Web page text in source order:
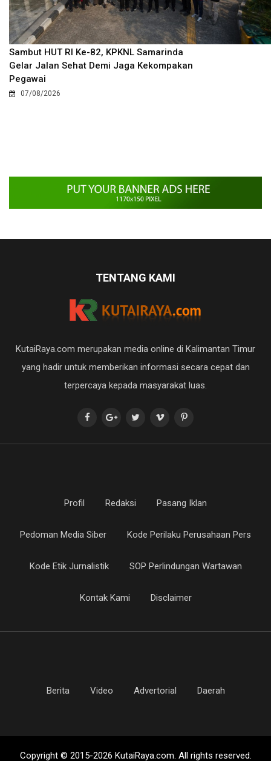
Sambut HUT RI Ke-82, KPKNL Samarinda
Gelar Jalan Sehat Demi Jaga Kekompakan
Pegawai
07/08/2026
TENTANG KAMI
KutaiRaya.com merupakan media online di Kalimantan Timur
yang hadir untuk memberikan informasi secara cepat dan
terpercaya kepada masyarakat luas.
Profil Redaksi Pasang Iklan
Pedoman Media Siber Kode Perilaku Perusahaan Pers
Kode Etik Jurnalistik SOP Perlindungan Wartawan
Kontak Kami Disclaimer
Berita Video Advertorial Daerah
Copyright © 2015-2026 KutaiRaya.com. All rights reserved.